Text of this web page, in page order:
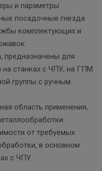
и параметры
посадочные гнезда
комплектующих и
предназначены для
на станках с ЧПУ, на ГПМ
группы с ручным
область применения,
от требуемых
в основном
с ЧПУ